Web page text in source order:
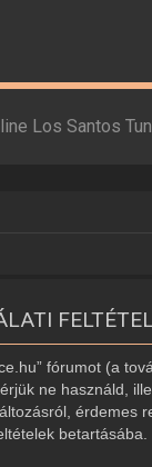
Los Santos
fórumot (a
ne használd,
érdemes
betartásába.